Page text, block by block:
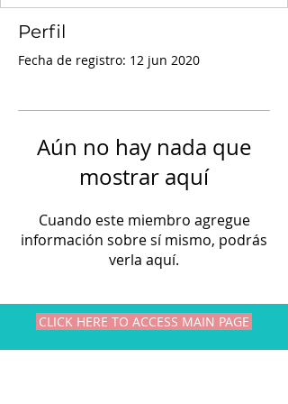
Perfil
Fecha de registro: 12 jun 2020
Aún no hay nada que
mostrar aquí
Cuando este miembro agregue
información sobre sí mismo, podrás
verla aquí.
CLICK HERE TO ACCESS MAIN PAGE